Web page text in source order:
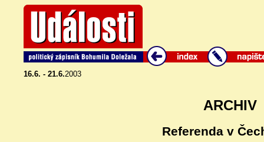
16.6. - 21.6.2003
ARCHIV
Referenda v